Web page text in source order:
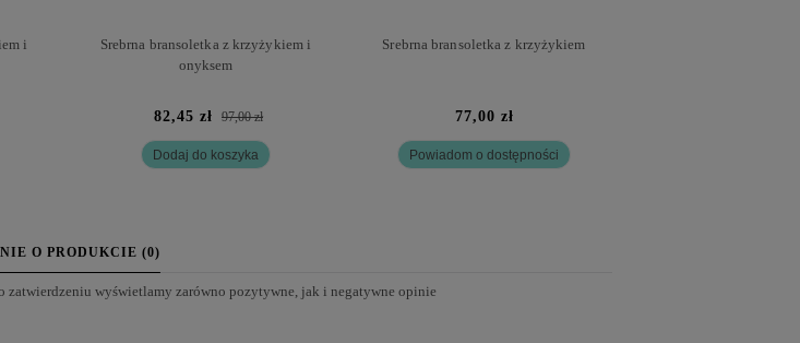
i
Srebrna bransoletka z krzyżykiem i
onyksem
82,45 zł 97,00 zł
Dodaj do koszyka
Srebrna bransoletka z krzyżykiem
77,00 zł
Powiadom o dostępności
O PRODUKCIE (0)
wyświetlamy zarówno pozytywne, jak i negatywne opinie